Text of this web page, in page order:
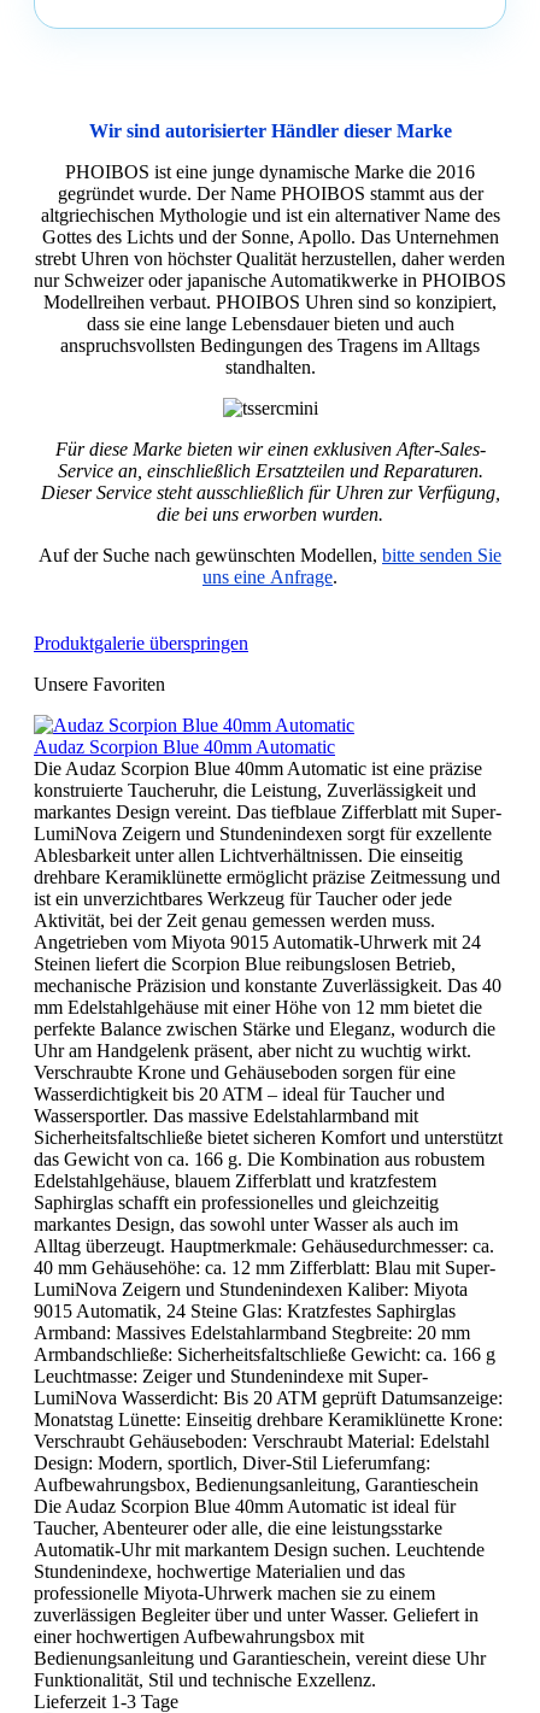
Wir sind autorisierter Händler dieser Marke
PHOIBOS ist eine junge dynamische Marke die 2016
gegründet wurde. Der Name PHOIBOS stammt aus der
altgriechischen Mythologie und ist ein alternativer Name des
Gottes des Lichts und der Sonne, Apollo. Das Unternehmen
strebt Uhren von höchster Qualität herzustellen, daher werden
nur Schweizer oder japanische Automatikwerke in PHOIBOS
Modellreihen verbaut. PHOIBOS Uhren sind so konzipiert,
dass sie eine lange Lebensdauer bieten und auch
anspruchsvollsten Bedingungen des Tragens im Alltags
standhalten.
Für diese Marke bieten wir einen exklusiven After-Sales-
Service an, einschließlich Ersatzteilen und Reparaturen.
Dieser Service steht ausschließlich für Uhren zur Verfügung,
die bei uns erworben wurden.
Auf der Suche nach gewünschten Modellen, bitte senden Sie
uns eine Anfrage.
Produktgalerie überspringen
Unsere Favoriten
Audaz Scorpion Blue 40mm Automatic
Die Audaz Scorpion Blue 40mm Automatic ist eine präzise
konstruierte Taucheruhr, die Leistung, Zuverlässigkeit und
markantes Design vereint. Das tiefblaue Zifferblatt mit Super-
LumiNova Zeigern und Stundenindexen sorgt für exzellente
Ablesbarkeit unter allen Lichtverhältnissen. Die einseitig
drehbare Keramiklünette ermöglicht präzise Zeitmessung und
ist ein unverzichtbares Werkzeug für Taucher oder jede
Aktivität, bei der Zeit genau gemessen werden muss.
Angetrieben vom Miyota 9015 Automatik-Uhrwerk mit 24
Steinen liefert die Scorpion Blue reibungslosen Betrieb,
mechanische Präzision und konstante Zuverlässigkeit. Das 40
mm Edelstahlgehäuse mit einer Höhe von 12 mm bietet die
perfekte Balance zwischen Stärke und Eleganz, wodurch die
Uhr am Handgelenk präsent, aber nicht zu wuchtig wirkt.
Verschraubte Krone und Gehäuseboden sorgen für eine
Wasserdichtigkeit bis 20 ATM – ideal für Taucher und
Wassersportler. Das massive Edelstahlarmband mit
Sicherheitsfaltschließe bietet sicheren Komfort und unterstützt
das Gewicht von ca. 166 g. Die Kombination aus robustem
Edelstahlgehäuse, blauem Zifferblatt und kratzfestem
Saphirglas schafft ein professionelles und gleichzeitig
markantes Design, das sowohl unter Wasser als auch im
Alltag überzeugt. Hauptmerkmale: Gehäusedurchmesser: ca.
40 mm Gehäusehöhe: ca. 12 mm Zifferblatt: Blau mit Super-
LumiNova Zeigern und Stundenindexen Kaliber: Miyota
9015 Automatik, 24 Steine Glas: Kratzfestes Saphirglas
Armband: Massives Edelstahlarmband Stegbreite: 20 mm
Armbandschließe: Sicherheitsfaltschließe Gewicht: ca. 166 g
Leuchtmasse: Zeiger und Stundenindexe mit Super-
LumiNova Wasserdicht: Bis 20 ATM geprüft Datumsanzeige:
Monatstag Lünette: Einseitig drehbare Keramiklünette Krone:
Verschraubt Gehäuseboden: Verschraubt Material: Edelstahl
Design: Modern, sportlich, Diver-Stil Lieferumfang:
Aufbewahrungsbox, Bedienungsanleitung, Garantieschein
Die Audaz Scorpion Blue 40mm Automatic ist ideal für
Taucher, Abenteurer oder alle, die eine leistungsstarke
Automatik-Uhr mit markantem Design suchen. Leuchtende
Stundenindexe, hochwertige Materialien und das
professionelle Miyota-Uhrwerk machen sie zu einem
zuverlässigen Begleiter über und unter Wasser. Geliefert in
einer hochwertigen Aufbewahrungsbox mit
Bedienungsanleitung und Garantieschein, vereint diese Uhr
Funktionalität, Stil und technische Exzellenz.
Lieferzeit 1-3 Tage